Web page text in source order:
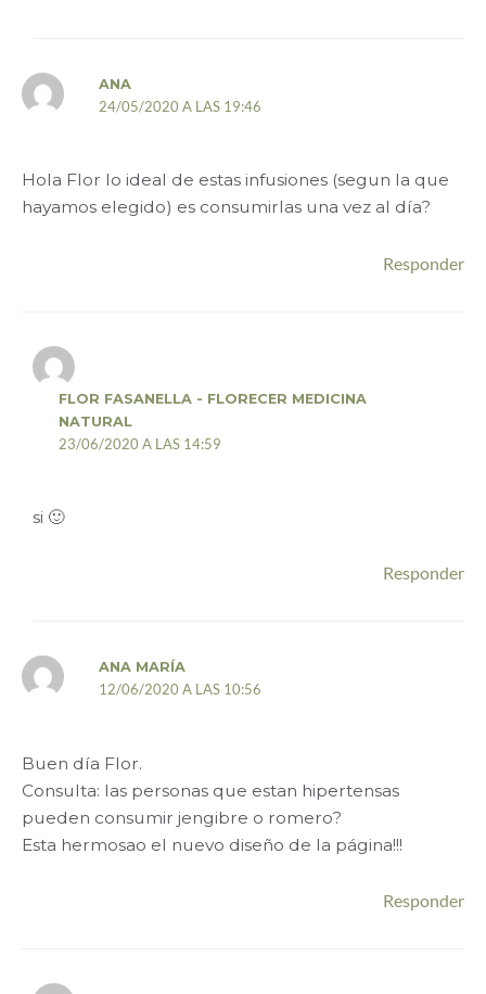
ANA
24/05/2020 A LAS 19:46
Hola Flor lo ideal de estas infusiones (segun la que
hayamos elegido) es consumirlas una vez al día?
Responder
FLOR FASANELLA - FLORECER MEDICINA
NATURAL
23/06/2020 A LAS 14:59
si 🙂
Responder
ANA MARÍA
12/06/2020 A LAS 10:56
Buen día Flor.
Consulta: las personas que estan hipertensas
pueden consumir jengibre o romero?
Esta hermosao el nuevo diseño de la página!!!
Responder